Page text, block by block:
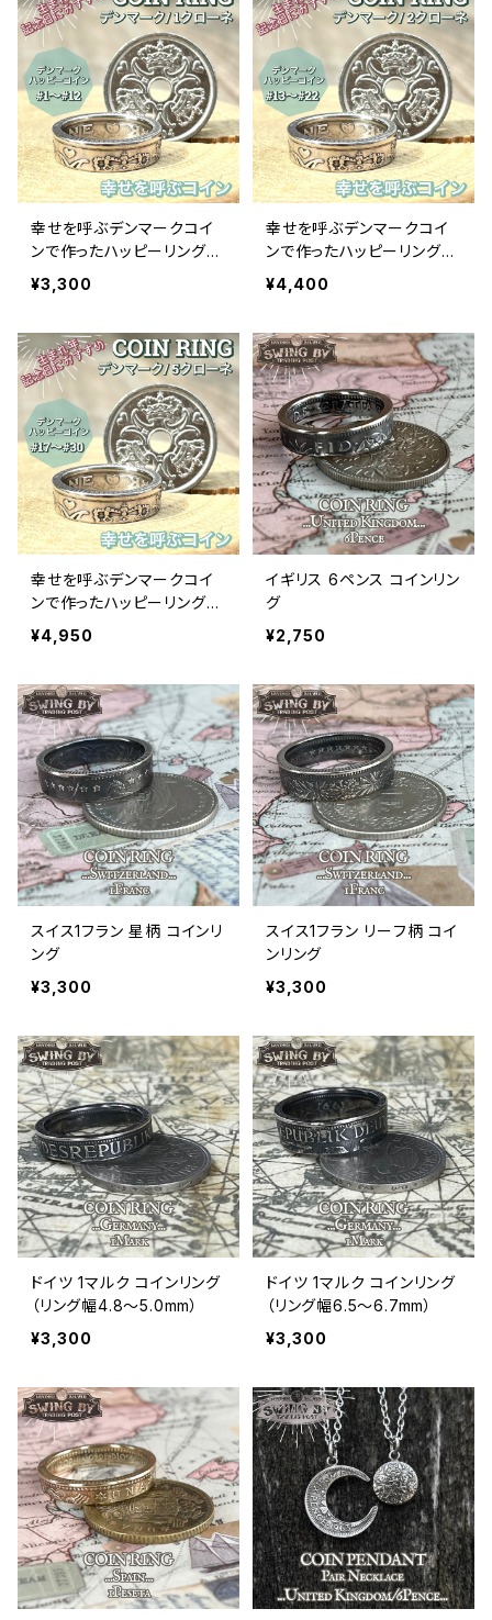
幸せを呼ぶデンマークコイ
ンで作ったハッピーリング
1クローネ
¥3,300
幸せを呼ぶデンマークコイ
ンで作ったハッピーリング
2クローネ
¥4,400
幸せを呼ぶデンマークコイ
ンで作ったハッピーリング
5クローネ
¥4,950
イギリス 6ペンス コインリン
グ
¥2,750
スイス1フラン 星柄 コインリ
ング
¥3,300
スイス1フラン リーフ柄 コイ
ンリング
¥3,300
ドイツ 1マルク コインリング
（リング幅4.8〜5.0mm）
¥3,300
ドイツ 1マルク コインリング
（リング幅6.5〜6.7mm）
¥3,300